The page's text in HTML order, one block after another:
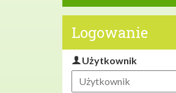
Logowanie
Użytkownik